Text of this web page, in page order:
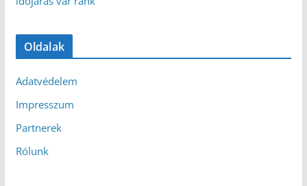
Oldalak
Adatvédelem
Impresszum
Partnerek
Rólunk